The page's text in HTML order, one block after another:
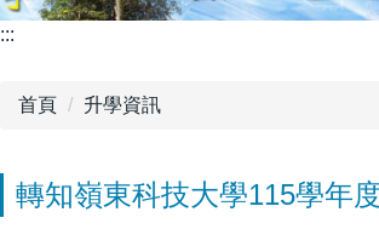
:::
首頁 升學資訊
轉知嶺東科技大學115學年